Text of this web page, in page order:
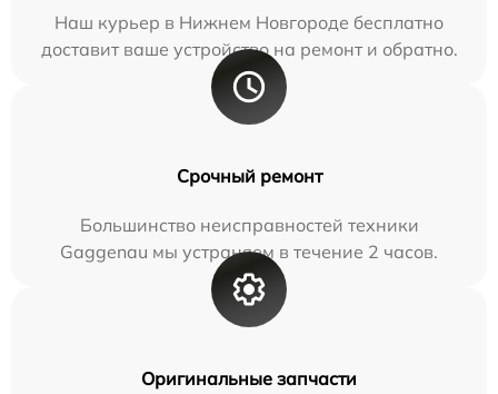
Наш курьер в Нижнем Новгороде бесплатно
доставит ваше устройство на ремонт и обратно.
Срочный ремонт
Большинство неисправностей техники
Gaggenau мы устраняем в течение 2 часов.
Оригинальные запчасти